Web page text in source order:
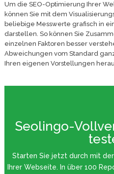
Um die SEO-Optimierung Ihrer
können Sie mit dem
beliebige Messwerte grafisch in
darstellen. So können Sie
einzelnen Faktoren besser
Abweichungen vom Standard
Ihren eigenen Vorstellungen
Seolingo-
Starten Sie jetzt durch mit
Ihrer Webseite. In über 100